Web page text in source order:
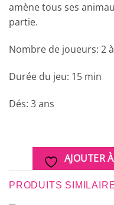
amène tous ses
partie.
Nombre de joueurs: 2
Durée du jeu: 15 min
Dés: 3 ans
AJOUTER
PRODUITS